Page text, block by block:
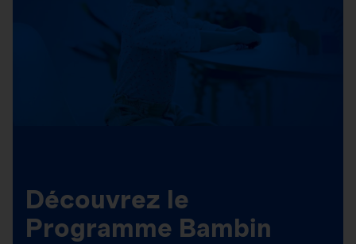
Découvrez le
Programme Bambin